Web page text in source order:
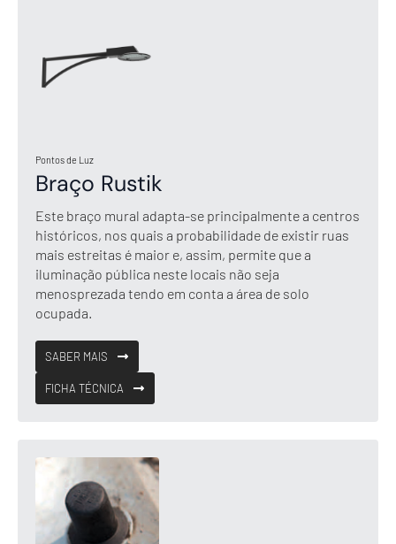
Pontos de Luz
Braço Rustik
Este braço mural adapta-se principalmente a centros
históricos, nos quais a probabilidade de existir ruas
mais estreitas é maior e, assim, permite que a
iluminação pública neste locais não seja
menosprezada tendo em conta a área de solo
ocupada.
SABER MAIS
FICHA TÉCNICA